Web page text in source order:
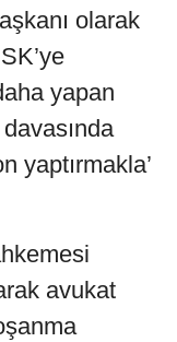
olarak
yapan
yaptırmakla’
avukat